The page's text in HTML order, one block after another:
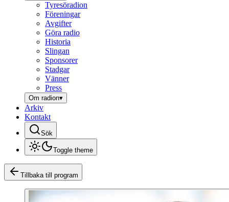
Tyresöradion
Föreningar
Avgifter
Göra radio
Historia
Slingan
Sponsorer
Stadgar
Vänner
Press
Om radion▾
Arkiv
Kontakt
Sök
Toggle theme
Tillbaka till program